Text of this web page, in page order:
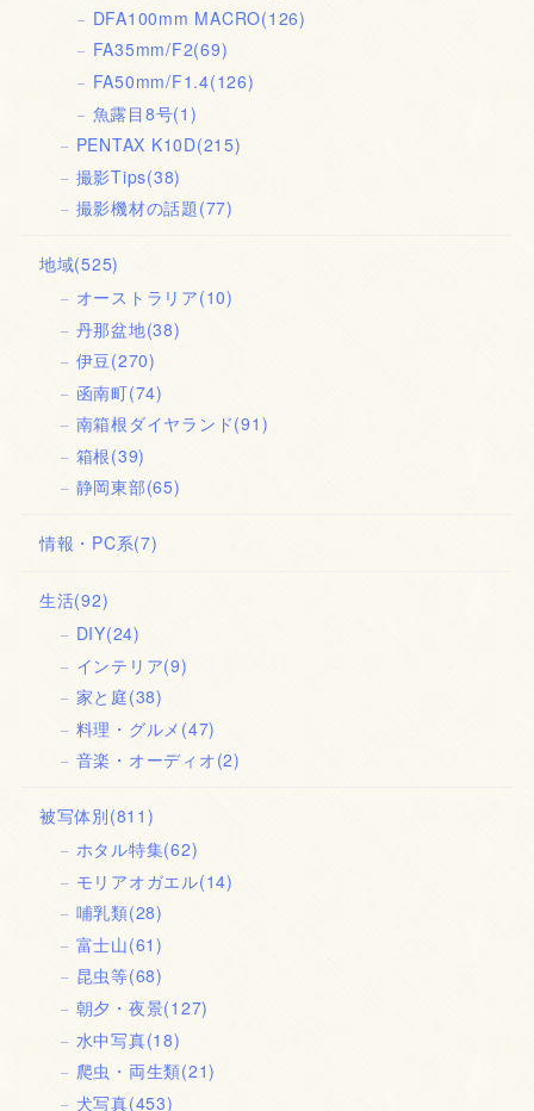
DFA100mm MACRO(126)
FA35mm/F2(69)
FA50mm/F1.4(126)
魚露目8号(1)
PENTAX K10D(215)
撮影Tips(38)
撮影機材の話題(77)
地域(525)
オーストラリア(10)
丹那盆地(38)
伊豆(270)
函南町(74)
南箱根ダイヤランド(91)
箱根(39)
静岡東部(65)
情報・PC系(7)
生活(92)
DIY(24)
インテリア(9)
家と庭(38)
料理・グルメ (47)
音楽・オーディオ(2)
被写体別(811)
ホタル特集(62)
モリアオガエル(14)
哺乳類(28)
富士山(61)
昆虫等(68)
朝夕・夜景(127)
水中写真(18)
爬虫・両生類(21)
犬写真(453)